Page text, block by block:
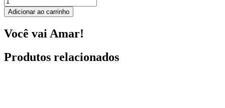
Adicionar ao carrinho
Você vai Amar!
Produtos relacionados